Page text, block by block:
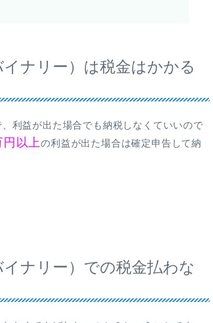
ナリー）は税金はかかる
利益が出た場合でも納税しなくていいので
円以上の利益が出た場合は確定申告して納
ナリー）での税金払わな